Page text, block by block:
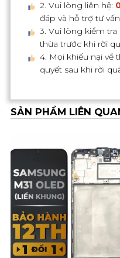
2. Vui lòng liên hệ:
đáp và hỗ trợ tư
3. Vui lòng kiểm
thừa trước khi rời
4. Mọi khiếu nại về
quyết sau khi rời
SẢN PHẨM LIÊN